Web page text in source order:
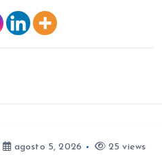
agosto 5, 2026 25 views